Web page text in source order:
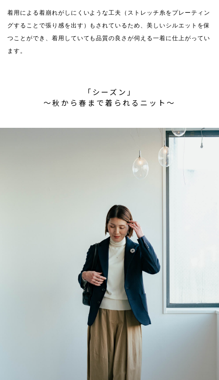
着用による着崩れがしにくいような工夫（ストレッチ糸をプレーティン
グすることで張り感を出す）もされているため、美しいシルエットを保
つことができ、着用していても品質の良さが伺える一着に仕上がってい
ます。
「シーズン」
〜秋から春まで着られるニット〜